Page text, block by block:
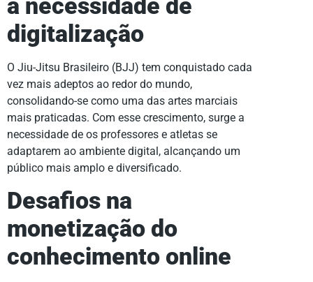
a necessidade de
digitalização
O Jiu-Jitsu Brasileiro (BJJ) tem conquistado cada
vez mais adeptos ao redor do mundo,
consolidando-se como uma das artes marciais
mais praticadas. Com esse crescimento, surge a
necessidade de os professores e atletas se
adaptarem ao ambiente digital, alcançando um
público mais amplo e diversificado.
Desafios na
monetização do
conhecimento online